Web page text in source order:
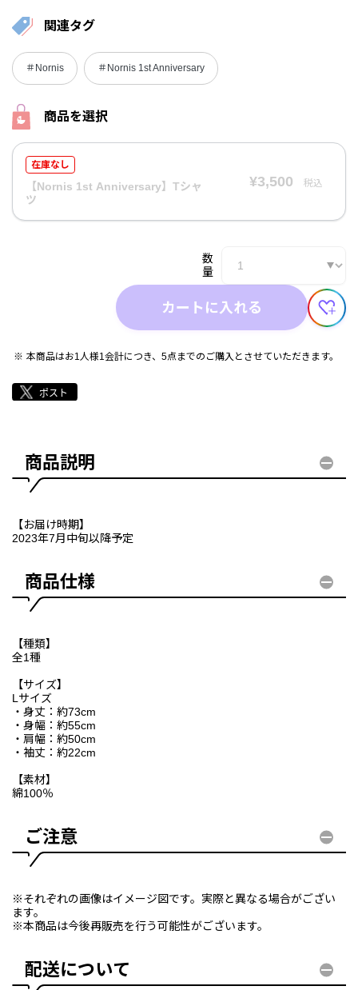
関連タグ
＃Nornis ＃Nornis 1st Anniversary
商品を選択
在庫なし
【Nornis 1st Anniversary】Tシャ
ツ
¥3,500 税込
数
量
カートに入れる
本商品はお1人様1会計につき、5点までのご購入とさせていただきます。
商品説明
【お届け時期】
2023年7月中旬以降予定
商品仕様
【種類】
全1種
【サイズ】
Lサイズ
・身丈：約73cm
・身幅：約55cm
・肩幅：約50cm
・袖丈：約22cm
【素材】
綿100％
ご注意
※それぞれの画像はイメージ図です。実際と異なる場合がござい
ます。
※本商品は今後再販売を行う可能性がございます。
配送について